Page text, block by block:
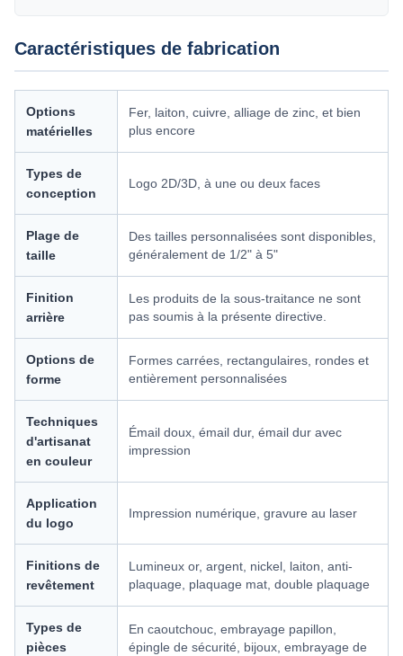
Caractéristiques de fabrication
Options
matérielles
Fer, laiton, cuivre, alliage de zinc, et bien
plus encore
Types de
conception
Logo 2D/3D, à une ou deux faces
Plage de
taille
Des tailles personnalisées sont disponibles,
généralement de 1/2" à 5"
Finition
arrière
Les produits de la sous-traitance ne sont
pas soumis à la présente directive.
Options de
forme
Formes carrées, rectangulaires, rondes et
entièrement personnalisées
Techniques
d'artisanat
en couleur
Émail doux, émail dur, émail dur avec
impression
Application
du logo
Impression numérique, gravure au laser
Finitions de
revêtement
Lumineux or, argent, nickel, laiton, anti-
plaquage, plaquage mat, double plaquage
Types de
pièces
En caoutchouc, embrayage papillon,
épingle de sécurité, bijoux, embrayage de